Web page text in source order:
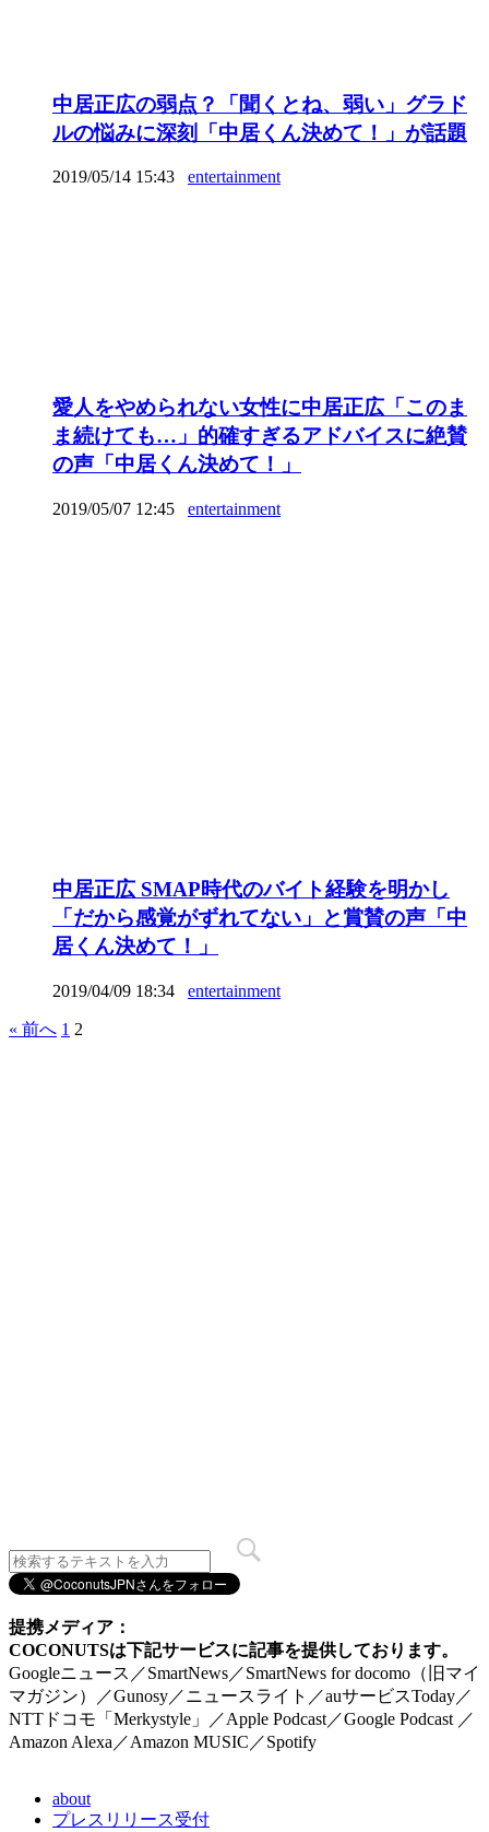
中居正広の弱点？「聞くとね、弱い」グラド
ルの悩みに深刻「中居くん決めて！」が話題
2019/05/14 15:43 entertainment
愛人をやめられない女性に中居正広「このま
ま続けても…」的確すぎるアドバイスに絶賛
の声「中居くん決めて！」
2019/05/07 12:45 entertainment
中居正広 SMAP時代のバイト経験を明かし
「だから感覚がずれてない」と賞賛の声「中
居くん決めて！」
2019/04/09 18:34 entertainment
« 前へ 1 2
提携メディア：
COCONUTSは下記サービスに記事を提供しております。
Googleニュース／SmartNews／SmartNews for docomo（旧マイ
マガジン）／Gunosy／ニュースライト／auサービスToday／
NTTドコモ「Merkystyle」／Apple Podcast／Google Podcast ／
Amazon Alexa／Amazon MUSIC／Spotify
about
プレスリリース受付